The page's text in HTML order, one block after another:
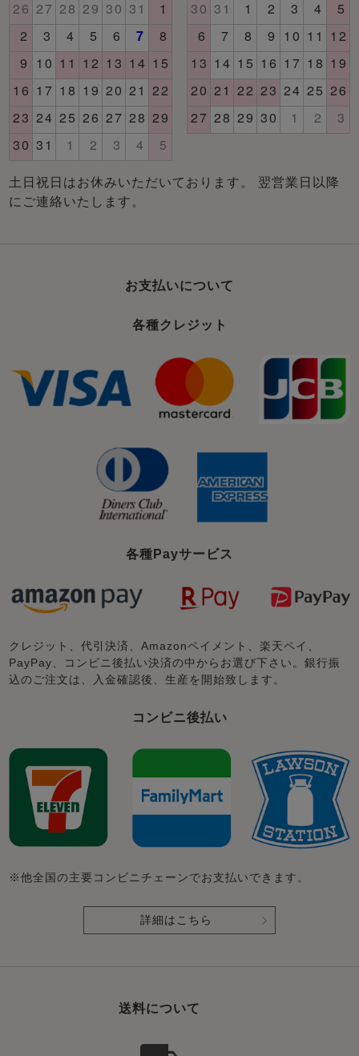
土日祝日はお休みいただいております。 翌営業日以降
にご連絡いたします。
お支払いについて
各種クレジット
各種Payサービス
クレジット、代引決済、Amazonペイメント、楽天ペイ、
PayPay、コンビニ後払い決済の中からお選び下さい。銀行振
込のご注文は、入金確認後、生産を開始致します。
コンビニ後払い
※他全国の主要コンビニチェーンでお支払いできます。
詳細はこちら
送料について